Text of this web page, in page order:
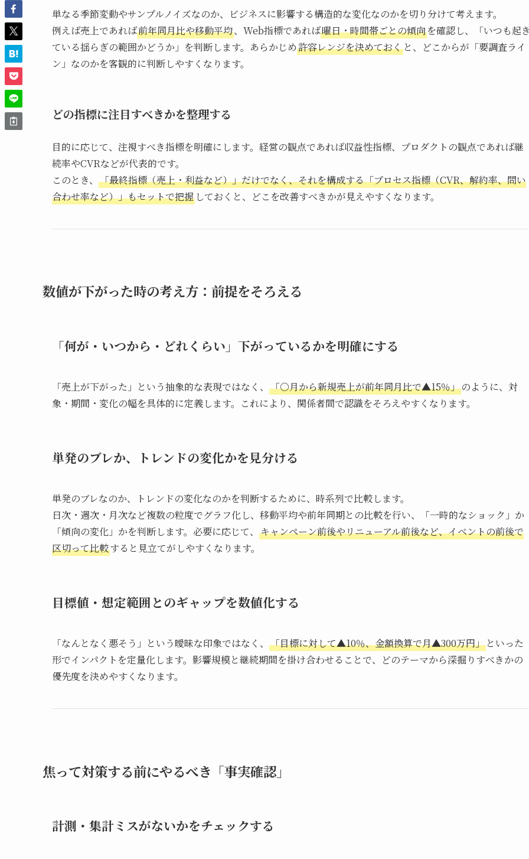
単なる季節変動やサンプルノイズなのか、ビジネスに影響する構造的な変化なのかを切り分けて考えます。
例えば売上であれば前年同月比や移動平均、Web指標であれば曜日・時間帯ごとの傾向を確認し、「いつも起
ている揺らぎの範囲かどうか」を判断します。あらかじめ許容レンジを決めておく と、どこからが「要調査ライ
ン」なのかを客観的に判断しやすくなります。
どの指標に注目すべきかを整理する
目的に応じて、注視すべき指標を明確にします。経営の観点であれば収益性指標、プロダクトの観点であれば継
続率やCVRなどが代表的です。
このとき、 「最終指標（売上・利益など）」だけでなく、それを構成する「プロセス指標（CVR、解約率、問い
合わせ率など）」もセットで把握 しておくと、どこを改善すべきかが見えやすくなります。
数値が下がった時の考え方：前提をそろえる
「何が・いつから・どれくらい」下がっているかを明確にする
「売上が下がった」という抽象的な表現ではなく、 「○月から新規売上が前年同月比で▲15％」のように、対
象・期間・変化の幅を具体的に定義します。これにより、関係者間で認識をそろえやすくなります。
単発のブレか、トレンドの変化かを見分ける
単発のブレなのか、トレンドの変化なのかを判断するために、時系列で比較します。
日次・週次・月次など複数の粒度でグラフ化し、移動平均や前年同期との比較を行い、「一時的なショック」か
「傾向の変化」かを判断します。必要に応じて、 キャンペーン前後やリニューアル前後など、イベントの前後で
区切って比較すると見立てがしやすくなります。
目標値・想定範囲とのギャップを数値化する
「なんとなく悪そう」という曖昧な印象ではなく、 「目標に対して▲10％、金額換算で月▲300万円」 といった
形でインパクトを定量化します。影響規模と継続期間を掛け合わせることで、どのテーマから深掘りすべきかの
優先度を決めやすくなります。
焦って対策する前にやるべき「事実確認」
計測・集計ミスがないかをチェックする